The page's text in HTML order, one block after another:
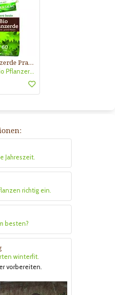
Bio Pflanzerde Praskac
Praskac Bio Pflanzerde
Jahreszeit.
richtig ein.
besten?
winterfit.
vorbereiten.